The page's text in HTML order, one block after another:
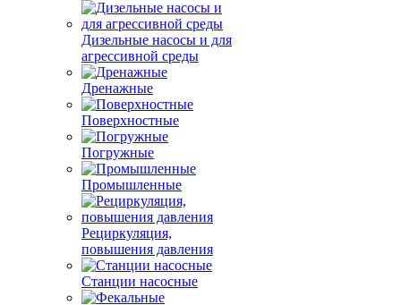
Дизельные насосы и для
агрессивной среды
Дренажные
Поверхностные
Погружные
Промышленные
Рециркуляция,
повышения давления
Станции насосные